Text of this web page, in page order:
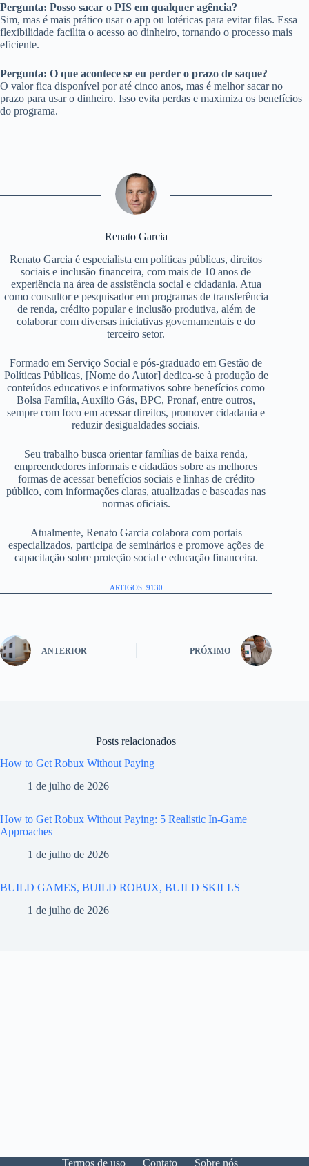
Pergunta: Posso sacar o PIS em qualquer agência?
Sim, mas é mais prático usar o app ou lotéricas para evitar filas. Essa
flexibilidade facilita o acesso ao dinheiro, tornando o processo mais
eficiente.
Pergunta: O que acontece se eu perder o prazo de saque?
O valor fica disponível por até cinco anos, mas é melhor sacar no
prazo para usar o dinheiro. Isso evita perdas e maximiza os benefícios
do programa.
Renato Garcia
Renato Garcia é especialista em políticas públicas, direitos
sociais e inclusão financeira, com mais de 10 anos de
experiência na área de assistência social e cidadania. Atua
como consultor e pesquisador em programas de transferência
de renda, crédito popular e inclusão produtiva, além de
colaborar com diversas iniciativas governamentais e do
terceiro setor.
Formado em Serviço Social e pós-graduado em Gestão de
Políticas Públicas, [Nome do Autor] dedica-se à produção de
conteúdos educativos e informativos sobre benefícios como
Bolsa Família, Auxílio Gás, BPC, Pronaf, entre outros,
sempre com foco em acessar direitos, promover cidadania e
reduzir desigualdades sociais.
Seu trabalho busca orientar famílias de baixa renda,
empreendedores informais e cidadãos sobre as melhores
formas de acessar benefícios sociais e linhas de crédito
público, com informações claras, atualizadas e baseadas nas
normas oficiais.
Atualmente, Renato Garcia colabora com portais
especializados, participa de seminários e promove ações de
capacitação sobre proteção social e educação financeira.
ARTIGOS: 9130
ANTERIOR PRÓXIMO
Posts relacionados
How to Get Robux Without Paying
1 de julho de 2026
How to Get Robux Without Paying: 5 Realistic In-Game
Approaches
1 de julho de 2026
BUILD GAMES, BUILD ROBUX, BUILD SKILLS
1 de julho de 2026
Termos de uso Contato Sobre nós